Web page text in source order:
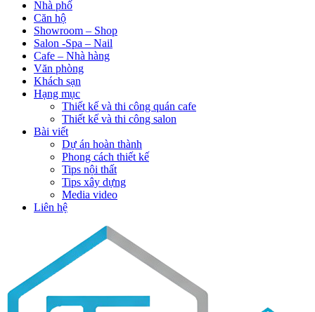
Nhà phố
Căn hộ
Showroom – Shop
Salon -Spa – Nail
Cafe – Nhà hàng
Văn phòng
Khách sạn
Hạng mục
Thiết kế và thi công quán cafe
Thiết kế và thi công salon
Bài viết
Dự án hoàn thành
Phong cách thiết kế
Tips nội thất
Tips xây dựng
Media video
Liên hệ